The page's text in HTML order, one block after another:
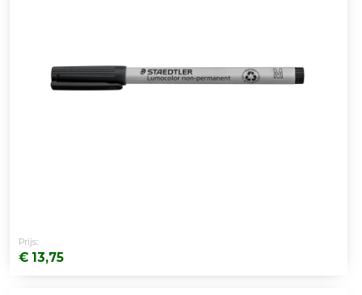
Prijs:
€ 13,75